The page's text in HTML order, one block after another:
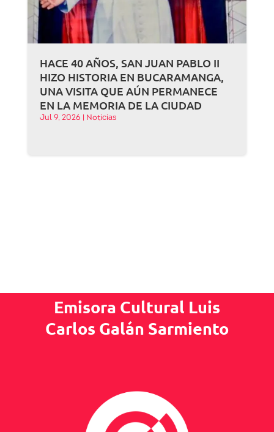
HACE 40 AÑOS, SAN JUAN PABLO II
HIZO HISTORIA EN BUCARAMANGA,
UNA VISITA QUE AÚN PERMANECE
EN LA MEMORIA DE LA CIUDAD
Jul 9, 2026 Noticias
Emisora Cultural Luis
Carlos Galán Sarmiento